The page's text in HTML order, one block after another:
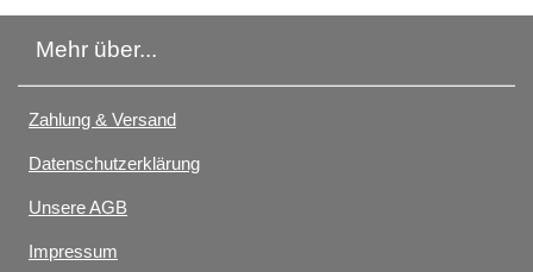
Mehr über...
Zahlung & Versand
Datenschutzerklärung
Unsere AGB
Impressum